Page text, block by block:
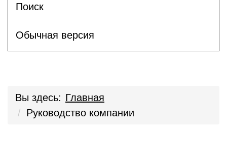
Поиск
Обычная версия
Вы здесь: Главная
Руководство компании